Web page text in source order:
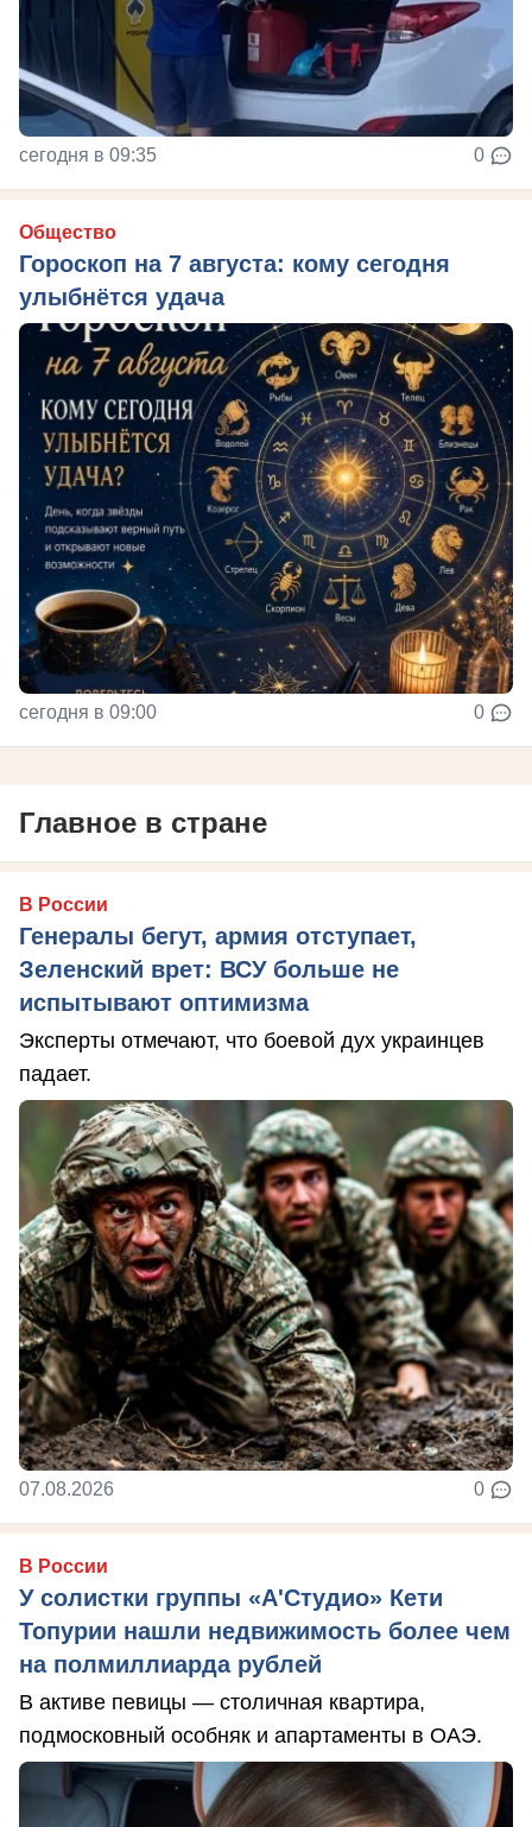
сегодня в 09:35 0
Общество
Гороскоп на 7 августа: кому сегодня
улыбнётся удача
сегодня в 09:00 0
Главное в стране
В России
Генералы бегут, армия отступает,
Зеленский врет: ВСУ больше не
испытывают оптимизма
Эксперты отмечают, что боевой дух украинцев
падает.
07.08.2026 0
В России
У солистки группы «А'Студио» Кети
Топурии нашли недвижимость более чем
на полмиллиарда рублей
В активе певицы — столичная квартира,
подмосковный особняк и апартаменты в ОАЭ.